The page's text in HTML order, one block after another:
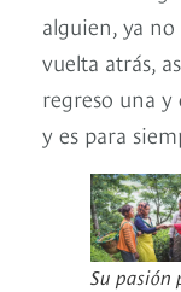
alguien, ya no
vuelta atrás,
regreso una y
y es para
Su pasión